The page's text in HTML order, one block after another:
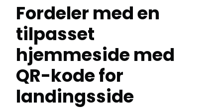
Fordeler med en
tilpasset
hjemmeside med
QR-kode for
landingsside